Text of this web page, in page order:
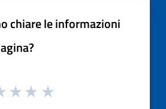
chiare le informazioni